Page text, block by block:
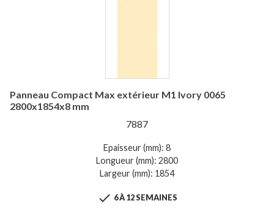
Panneau Compact Max extérieur M1 Ivory 0065
2800x1854x8 mm
7887
Epaisseur (mm): 8
Longueur (mm): 2800
Largeur (mm): 1854
 6 À 12 SEMAINES